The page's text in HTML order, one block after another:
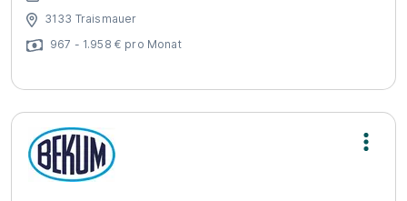
3133 Traismauer
967 - 1.958 € pro Monat